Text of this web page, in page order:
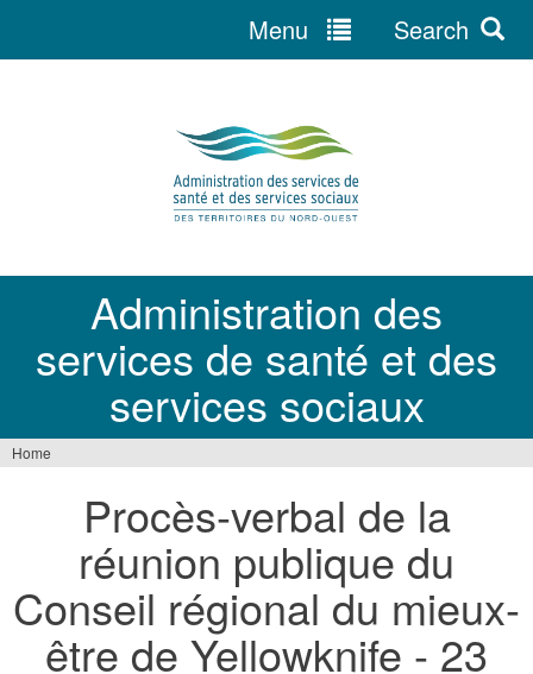
Administration des
services de santé et des
services sociaux
Menu Search
Home
Procès-verbal de la
réunion publique du
Conseil régional du mieux-
être de Yellowknife - 23